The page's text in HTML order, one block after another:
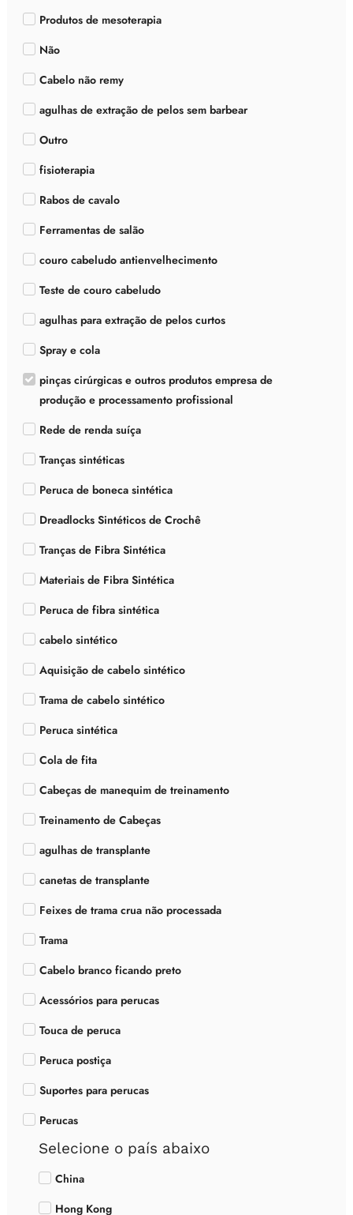
Produtos de mesoterapia
Não
Cabelo não remy
agulhas de extração de pelos sem barbear
Outro
fisioterapia
Rabos de cavalo
Ferramentas de salão
couro cabeludo antienvelhecimento
Teste de couro cabeludo
agulhas para extração de pelos curtos
Spray e cola
pinças cirúrgicas e outros produtos empresa de
produção e processamento profissional
Rede de renda suíça
Tranças sintéticas
Peruca de boneca sintética
Dreadlocks Sintéticos de Crochê
Tranças de Fibra Sintética
Materiais de Fibra Sintética
Peruca de fibra sintética
cabelo sintético
Aquisição de cabelo sintético
Trama de cabelo sintético
Peruca sintética
Cola de fita
Cabeças de manequim de treinamento
Treinamento de Cabeças
agulhas de transplante
canetas de transplante
Feixes de trama crua não processada
Trama
Cabelo branco ficando preto
Acessórios para perucas
Touca de peruca
Peruca postiça
Suportes para perucas
Perucas
Selecione o país abaixo
China
Hong Kong